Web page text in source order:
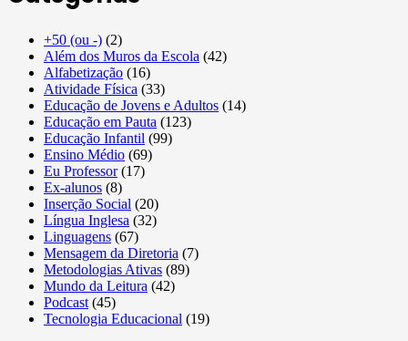
+50 (ou -) (2)
Além dos Muros da Escola (42)
Alfabetização (16)
Atividade Física (33)
Educação de Jovens e Adultos (14)
Educação em Pauta (123)
Educação Infantil (99)
Ensino Médio (69)
Eu Professor(17)
Ex-alunos (8)
Inserção Social (20)
Língua Inglesa (32)
Linguagens (67)
Mensagem da Diretoria (7)
Metodologias Ativas (89)
Mundo da Leitura (42)
Podcast (45)
Tecnologia Educacional (19)